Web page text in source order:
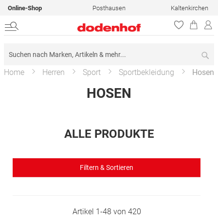
Online-Shop Posthausen Kaltenkirchen
Home Herren Sport Sportbekleidung Hosen
HOSEN
ALLE PRODUKTE
Filtern & Sortieren
Artikel 1-48 von 420